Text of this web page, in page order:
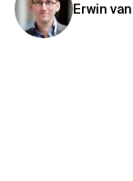
Erwin